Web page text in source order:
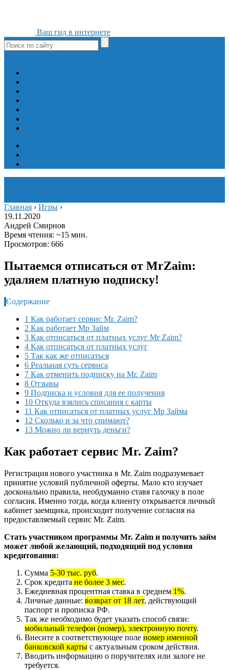
Ваш гид в интернете
Главная › Игры ›
19.11.2020
Андрей Смирнов
Время чтения: ~15 мин.
Просмотров: 666
Пытаемся отписаться от MrZaim:
удаляем платную подписку!
Содержание
1 Как работает сервис Mr. Zaim?
2 Как работает Мр Займ
3 Как отписаться от платных услуг Mr Zaim?
4 Как отписаться от платных услуг
5 Так как же отписаться
6 Реальная суть сервиса
7 Как отменить подписку на Mr. Zaim
8 Отзывы
9 Подписка и условия для ее получения
10 Откуда взялись списания с карты
11 Как отписаться от платных услуг Мр Займа
12 Сколько и за что снимают?
13 Можно ли вернуть деньги?
Как работает сервис Mr. Zaim?
Регистрация нового участника в Mr. Zaim подразумевает
принятие условий публичной оферты. Мало кто изучает
досконально правила, необдуманно ставя галочку в поле
согласия. Именно тогда, когда клиенту открывается личный
кабинет заемщика, происходит получение согласия на
предоставляемый сервис Mr. Zaim.
Стать участником программы Mr. Zaim и получить займ
может любой желающий, подходящий под условия
кредитования:
Сумма 5-30 тыс. руб.
Срок кредита не более 3 мес.
Ежедневная процентная ставка в среднем 1%.
Личные данные: возврат от 18 лет, действующий
паспорт и прописка РФ.
Так же необходимо будет указать способ связи:
мобильный телефон (номер), электронную почту.
Внесите в соответствующее поле номер именной
банковской карты с актуальным сроком действия.
Вводить информацию о поручителях или залоге не
требуется.